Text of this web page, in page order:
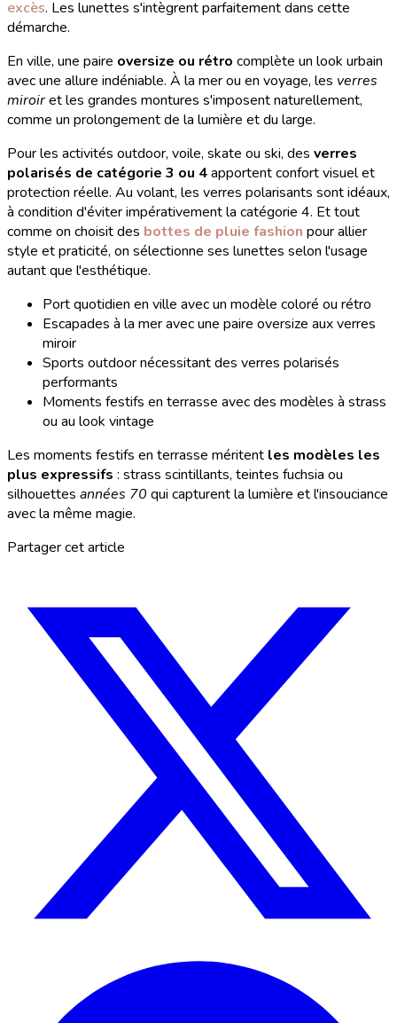
excès. Les lunettes s'intègrent parfaitement dans cette
démarche.
En ville, une paire oversize ou rétro complète un look urbain
avec une allure indéniable. À la mer ou en voyage, les verres
miroiret les grandes montures s'imposent naturellement,
comme un prolongement de la lumière et du large.
Pour les activités outdoor, voile, skate ou ski, des verres
polarisés de catégorie 3 ou 4apportent confort visuel et
protection réelle. Au volant, les verres polarisants sont idéaux,
à condition d'éviter impérativement la catégorie 4. Et tout
comme on choisit des bottes de pluie fashion pour allier
style et praticité, on sélectionne ses lunettes selon l'usage
autant que l'esthétique.
Port quotidien en ville avec un modèle coloré ou rétro
Escapades à la mer avec une paire oversize aux verres
miroir
Sports outdoor nécessitant des verres polarisés
performants
Moments festifs en terrasse avec des modèles à strass
ou au look vintage
Les moments festifs en terrasse méritent les modèles les
plus expressifs : strass scintillants, teintes fuchsia ou
silhouettes années 70 qui capturent la lumière et l'insouciance
avec la même magie.
Partager cet article